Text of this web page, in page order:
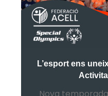
L’esport ens